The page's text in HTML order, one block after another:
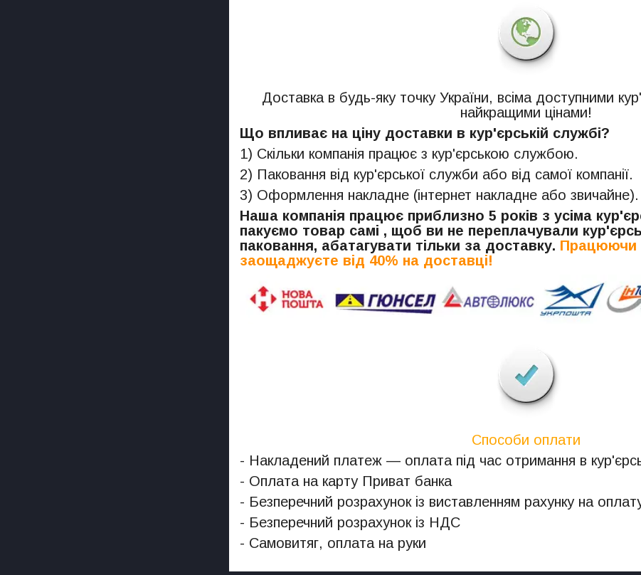
Доставка в будь-яку точку України, всіма доступними
найкращими цінами!
Що впливає на ціну доставки в кур'єрській службі?
1) Скільки компанія працює з кур'єрською службою.
2) Паковання від кур'єрської служби або від самої компанії.
3) Оформлення накладне (інтернет накладне або звичайне).
Наша компанія працює приблизно 5 років з усіма
пакуємо товар самі , щоб ви не переплачували
паковання, абатагувати тільки за доставку. Працюючи
заощаджуєте від 40% на доставці!
Способи оплати
- Накладений платеж — оплата під час отримання в
- Оплата на карту Приват банка
- Безперечний розрахунок із виставленням рахунку на
- Безперечний розрахунок із НДС
- Самовитяг, оплата на руки